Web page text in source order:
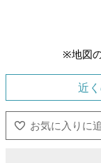
※地図
近